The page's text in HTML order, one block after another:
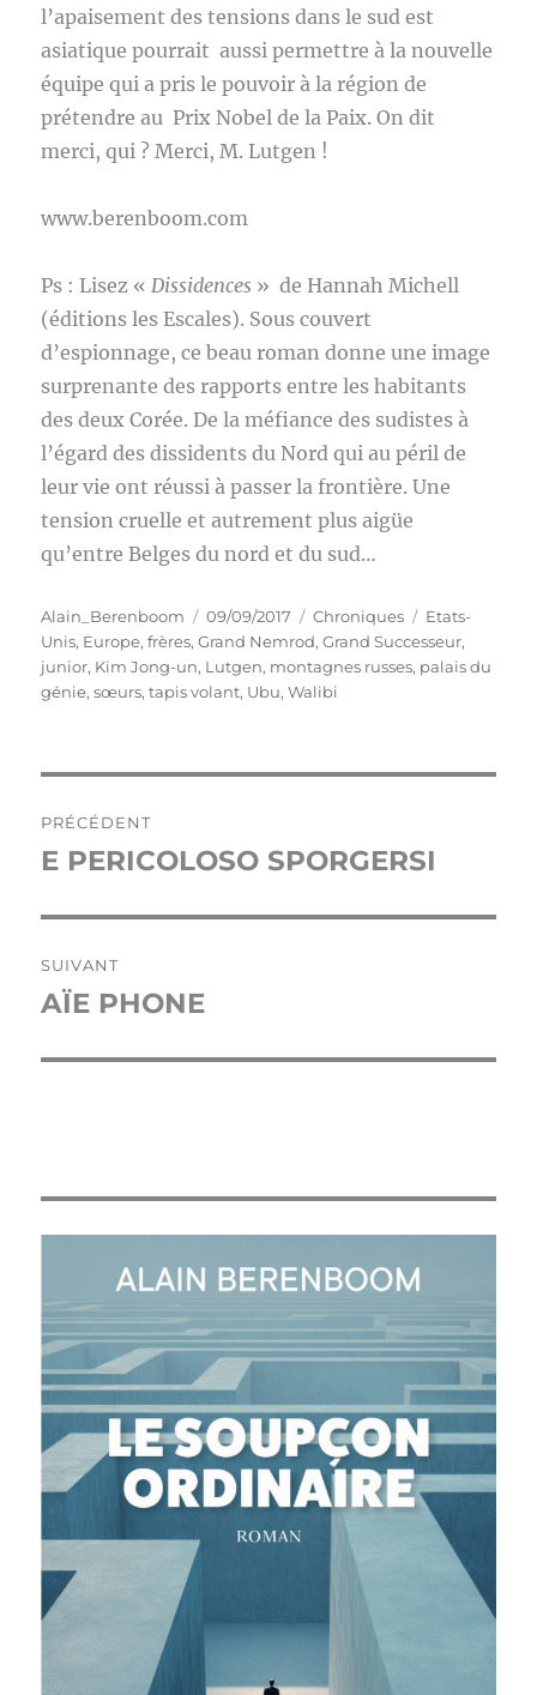
l’apaisement des tensions dans le sud est
asiatique pourrait aussi permettre à la nouvelle
équipe qui a pris le pouvoir à la région de
prétendre au Prix Nobel de la Paix. On dit
merci, qui ? Merci, M. Lutgen !
www.berenboom.com
Ps : Lisez «Dissidences » de Hannah Michell
(éditions les Escales). Sous couvert
d’espionnage, ce beau roman donne une image
surprenante des rapports entre les habitants
des deux Corée. De la méfiance des sudistes à
l’égard des dissidents du Nord qui au péril de
leur vie ont réussi à passer la frontière. Une
tension cruelle et autrement plus aigüe
qu’entre Belges du nord et du sud…
Auteur
Alain_Berenboom
Publié
le
09/09/2017 Catégories
Chroniques Étiquettes
Etats-
Unis, Europe,frères,Grand Nemrod,Grand Successeur,
junior, Kim Jong-un, Lutgen, montagnes russes, palais du
génie,sœurs,tapis volant, Ubu,Walibi
de
PRÉCÉDENT
Publication
E PERICOLOSO SPORGERSI
SUIVANT
Publication
AÏE PHONE